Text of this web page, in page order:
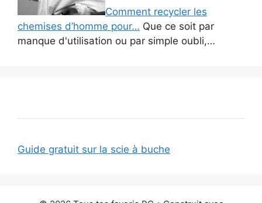
Comment recycler les
chemises d’homme pour… Que ce soit par
manque d'utilisation ou par simple oubli,…
Guide gratuit sur la scie à buche